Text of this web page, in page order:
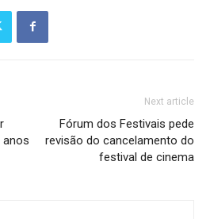
anos
Next article
Fórum dos Festivais pede
revisão do cancelamento do
festival de cinema